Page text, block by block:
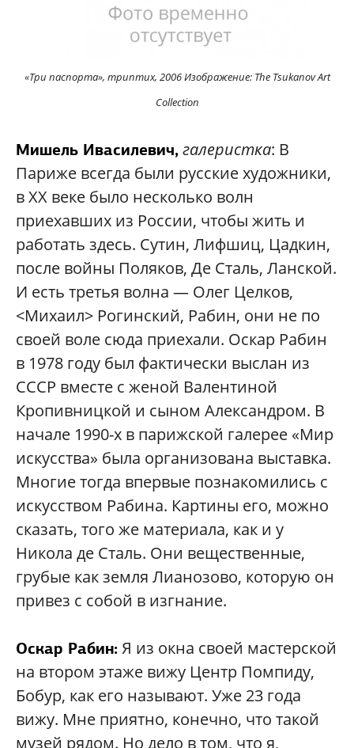
«Три паспорта», триптих, 2006 Изображение: The Tsukanov Art
Collection
Мишель Ивасилевич,галеристка: В
Париже всегда были русские художники,
в XX веке было несколько волн
приехавших из России, чтобы жить и
работать здесь. Сутин, Лифшиц, Цадкин,
после войны Поляков, Де Сталь, Ланской.
И есть третья волна — Олег Целков,
<Михаил> Рогинский, Рабин, они не по
своей воле сюда приехали. Оскар Рабин
в 1978 году был фактически выслан из
СССР вместе с женой Валентиной
Кропивницкой и сыном Александром. В
начале 1990-х в парижской галерее «Мир
искусства» была организована выставка.
Многие тогда впервые познакомились с
искусством Рабина. Картины его, можно
сказать, того же материала, как и у
Никола де Сталь. Они вещественные,
грубые как земля Лианозово, которую он
привез с собой в изгнание.
Оскар Рабин:Я из окна своей мастерской
на втором этаже вижу Центр Помпиду,
Бобур, как его называют. Уже 23 года
вижу. Мне приятно, конечно, что такой
музей рядом. Но дело в том, что я,